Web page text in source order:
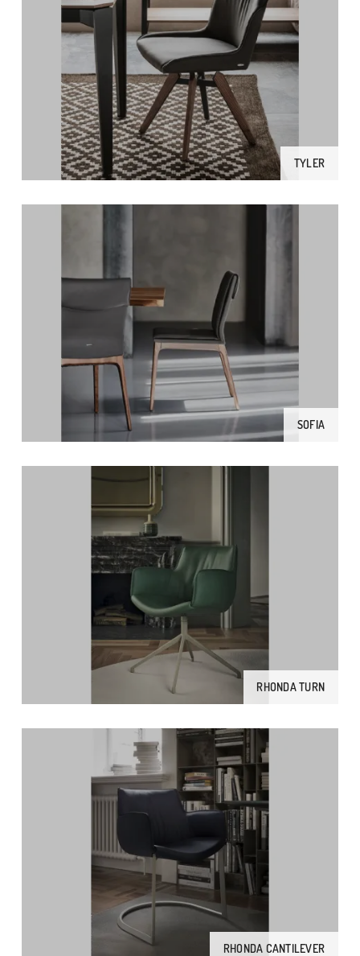
TYLER
SOFIA
RHONDA TURN
RHONDA CANTILEVER